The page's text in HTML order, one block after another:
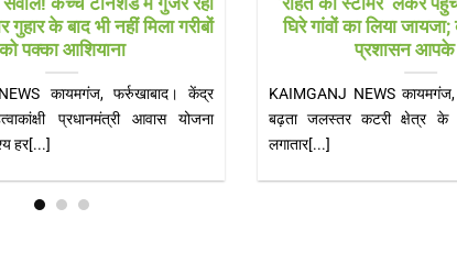
बने खतरा
Farrukhabad news हादसों को खुला न्योता दे रहे
बिजली के खंभे, नगर पंचायत अध्यक्ष जोया[...]